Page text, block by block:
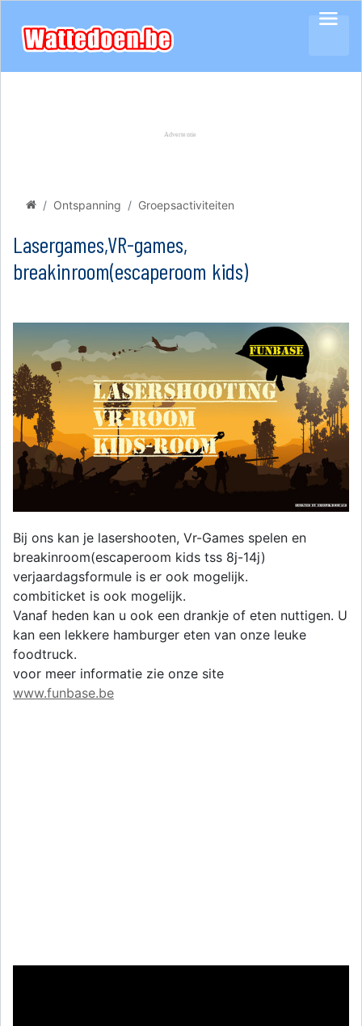
Ontspanning Groepsactiviteiten
Lasergames,VR-games,
breakinroom(escaperoom kids)
Bij ons kan je lasershooten, Vr-Games spelen en
breakinroom(escaperoom kids tss 8j-14j)
verjaardagsformule is er ook mogelijk.
combiticket is ook mogelijk.
Vanaf heden kan u ook een drankje of eten nuttigen. U
kan een lekkere hamburger eten van onze leuke
foodtruck.
voor meer informatie zie onze site
www.funbase.be